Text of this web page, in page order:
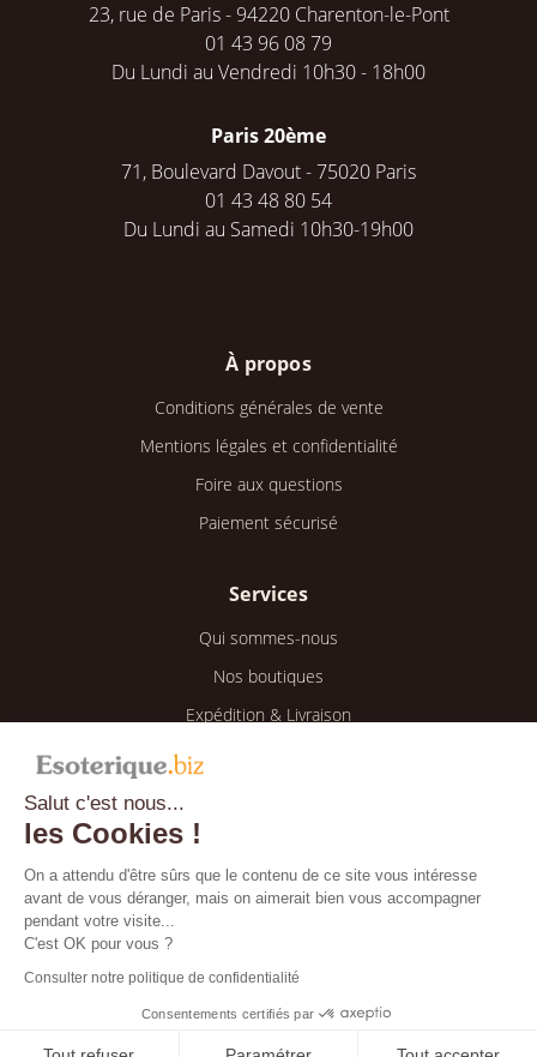
Salut c'est nous...
les Cookies !
On a attendu d'être sûrs que le contenu de ce site vous intéresse
avant de vous déranger, mais on aimerait bien vous accompagner
pendant votre visite...
C'est OK pour vous ?
Consulter notre politique de confidentialité
Consentements certifiés par
23, rue de Paris - 94220 Charenton-le-Pont
01 43 96 08 79
Du Lundi au Vendredi 10h30 - 18h00
Paris 20ème
71, Boulevard Davout - 75020 Paris
01 43 48 80 54
Du Lundi au Samedi 10h30-19h00
À propos
Conditions générales de vente
Mentions légales et confidentialité
Foire aux questions
Paiement sécurisé
Services
Qui sommes-nous
Nos boutiques
Expédition & Livraison
Retour & Remboursement
Mon compte
Mes informations
Blog